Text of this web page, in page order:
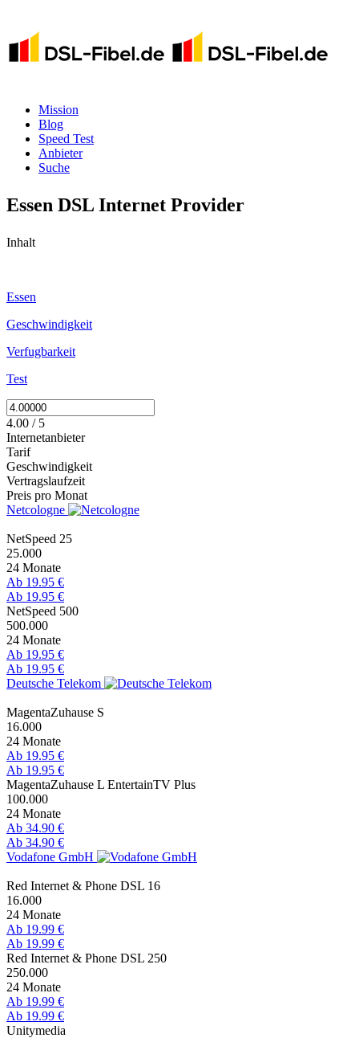
Mission
Blog
Speed Test
Anbieter
Suche
Essen DSL Internet Provider
Inhalt
Essen
Geschwindigkeit
Verfugbarkeit
Test
4.00 / 5
Internetanbieter
Tarif
Geschwindigkeit
Vertragslaufzeit
Preis pro Monat
Netcologne
NetSpeed 25
25.000
24 Monate
Ab 19.95 €
Ab 19.95 €
NetSpeed 500
500.000
24 Monate
Ab 19.95 €
Ab 19.95 €
Deutsche Telekom
MagentaZuhause S
16.000
24 Monate
Ab 19.95 €
Ab 19.95 €
MagentaZuhause L EntertainTV Plus
100.000
24 Monate
Ab 34.90 €
Ab 34.90 €
Vodafone GmbH
Red Internet & Phone DSL 16
16.000
24 Monate
Ab 19.99 €
Ab 19.99 €
Red Internet & Phone DSL 250
250.000
24 Monate
Ab 19.99 €
Ab 19.99 €
Unitymedia